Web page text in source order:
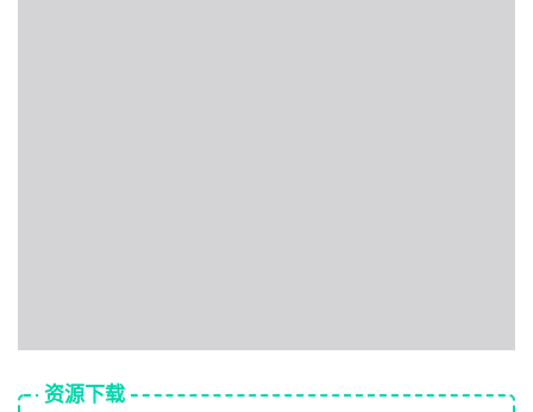
资源下载